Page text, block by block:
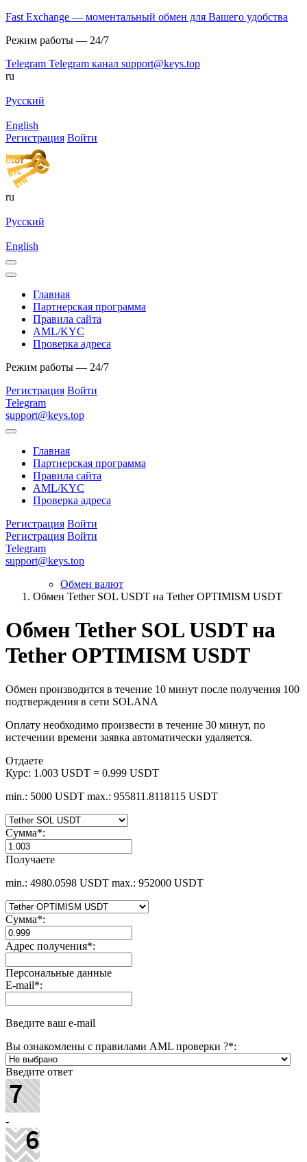
Fast Exchange — моментальный обмен для Вашего удобства
Режим работы — 24/7
Telegram Telegram канал support@keys.top
ru
Русский
English
Регистрация Войти
ru
Русский
English
Главная
Партнерская программа
Правила сайта
AML/KYC
Проверка адреса
Режим работы — 24/7
Регистрация Войти
Telegram
support@keys.top
Главная
Партнерская программа
Правила сайта
AML/KYC
Проверка адреса
Регистрация Войти
Регистрация Войти
Telegram
support@keys.top
Обмен валют
Обмен Tether SOL USDT на Tether OPTIMISM USDT
Обмен Tether SOL USDT на
Tether OPTIMISM USDT
Обмен производится в течение 10 минут после получения 100
подтверждения в сети SOLANA
Оплату необходимо произвести в течение 30 минут, по
истечении времени заявка автоматически удаляется.
Отдаете
Курс: 1.003 USDT = 0.999 USDT
min.: 5000 USDT max.: 955811.8118115 USDT
Сумма*:
Получаете
min.: 4980.0598 USDT max.: 952000 USDT
Сумма*:
Адрес получения*:
Персональные данные
E-mail*:
Введите ваш e-mail
Вы ознакомлены с правилами AML проверки ?*:
Введите ответ
-